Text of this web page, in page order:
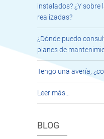
instalados? ¿Y sobre
realizadas?
¿Dónde puedo
planes de
Tengo una avería,
Leer más…
BLOG